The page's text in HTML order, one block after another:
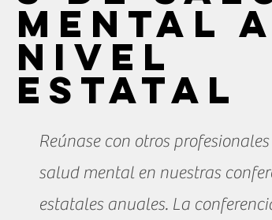
mental a
nivel
estatal
Reúnase con otros
salud mental en nuestras
estatales anuales. La